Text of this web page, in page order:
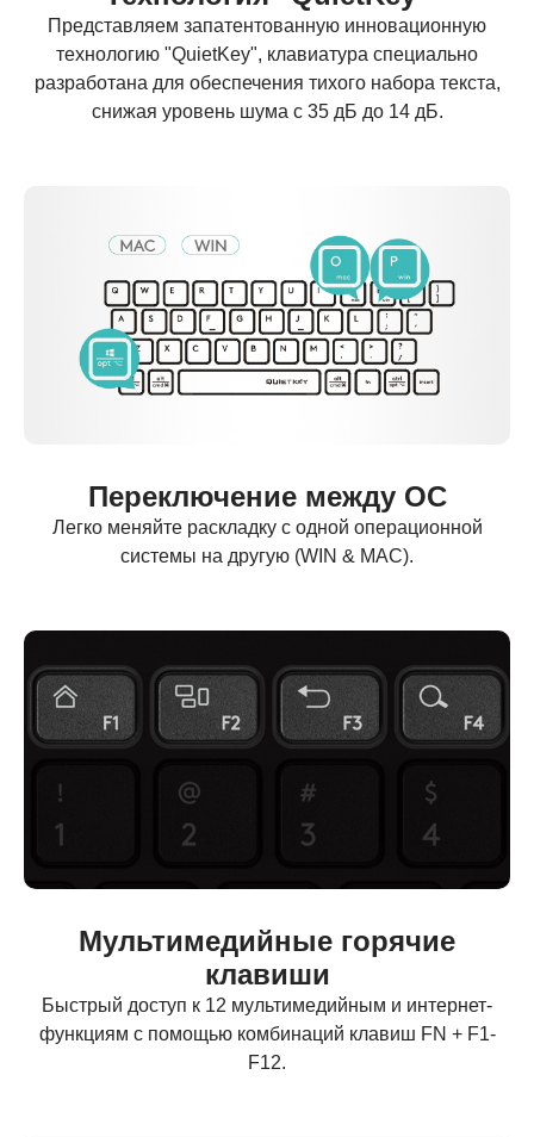
Представляем запатентованную инновационную
технологию "QuietKey", клавиатура специально
разработана для обеспечения тихого набора текста,
снижая уровень шума с 35 дБ до 14 дБ.
Переключение между ОС
Легко меняйте раскладку с одной операционной
системы на другую (WIN & MAC).
Мультимедийные горячие
клавиши
Быстрый доступ к 12 мультимедийным и интернет-
функциям с помощью комбинаций клавиш FN + F1-
F12.